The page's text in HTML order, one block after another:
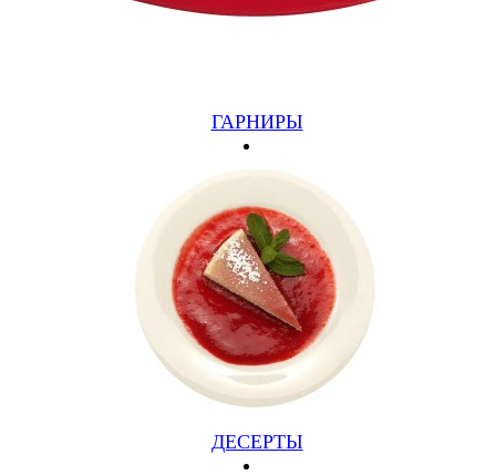
ГАРНИРЫ
ДЕСЕРТЫ
(420/100,курица, сыр, капуста, огурец маринованный,
морковь, томат, лук, соус)
Купить